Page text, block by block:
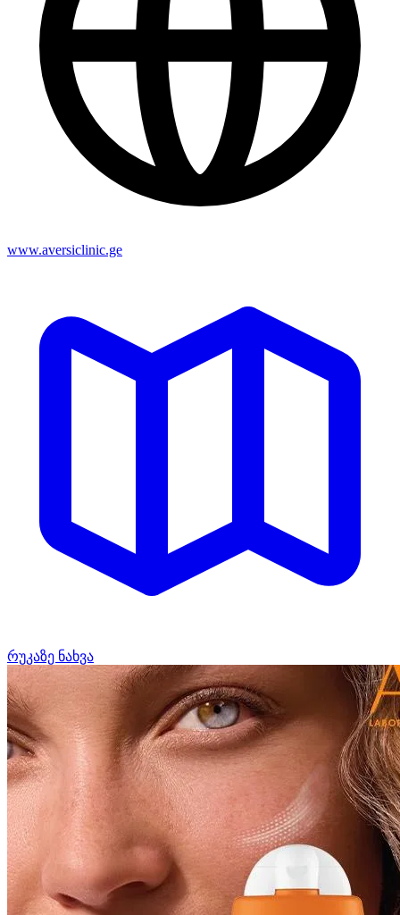
www.aversiclinic.ge
რუკაზე ნახვა